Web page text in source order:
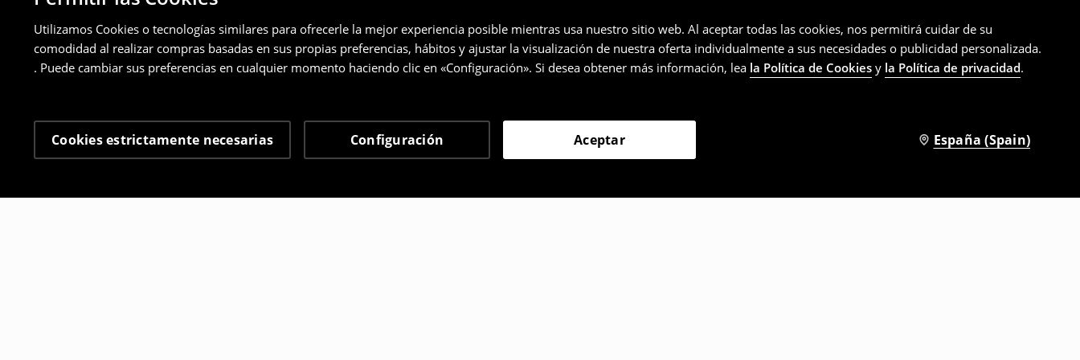
Utilizamos Cookies o tecnologías similares para ofrecerle la mejor experiencia posible mientras usa nuestro sitio web. Al aceptar todas las cookies, nos permitirá cuidar de su
comodidad al realizar compras basadas en sus propias preferencias, hábitos y ajustar la visualización de nuestra oferta individualmente a sus necesidades o publicidad personalizada.
. Puede cambiar sus preferencias en cualquier momento haciendo clic en «Configuración». Si desea obtener más información, lea la Política de Cookies y la Política de privacidad.
Cookies estrictamente necesarias Configuración Aceptar España (Spain)